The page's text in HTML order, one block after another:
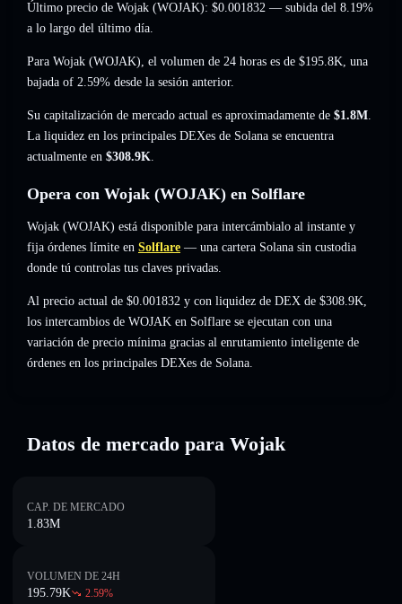
Último precio de Wojak (WOJAK): $0.001832 — subida del 8.19%
a lo largo del último día.
Para Wojak (WOJAK), el volumen de 24 horas es de $195.8K, una
bajada of 2.59% desde la sesión anterior.
Su capitalización de mercado actual es aproximadamente de $1.8M.
La liquidez en los principales DEXes de Solana se encuentra
actualmente en $308.9K.
Opera con Wojak (WOJAK) en Solflare
Wojak (WOJAK) está disponible para intercámbialo al instante y
fija órdenes límite en Solflare — una cartera Solana sin custodia
donde tú controlas tus claves privadas.
Al precio actual de $0.001832 y con liquidez de DEX de $308.9K,
los intercambios de WOJAK en Solflare se ejecutan con una
variación de precio mínima gracias al enrutamiento inteligente de
órdenes en los principales DEXes de Solana.
Datos de mercado para Wojak
CAP. DE MERCADO
1.83M
VOLUMEN DE 24H
195.79K 2.59%